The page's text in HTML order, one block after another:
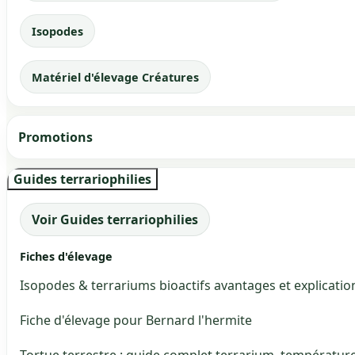
Isopodes
Matériel d'élevage Créatures
Promotions
Guides terrariophilies
Voir Guides terrariophilies
Fiches d'élevage
Isopodes & terrariums bioactifs avantages et
Fiche d'élevage pour Bernard l'hermite